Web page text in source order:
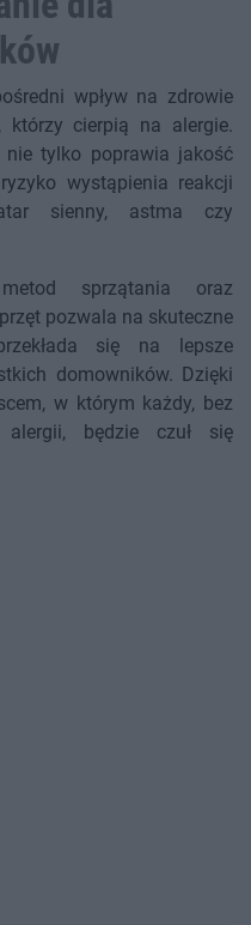
wpływ na zdrowie
którzy cierpią na alergie.
tylko poprawia jakość
wystąpienia reakcji
sienny, astma czy
sprzątania oraz
pozwala na skuteczne
się na lepsze
domowników. Dzięki
w którym każdy, bez
będzie czuł się